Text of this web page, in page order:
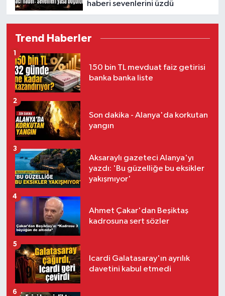
haberi sevenlerini üzdü
Trend Haberler
150 bin TL mevduat faiz getirisi
banka banka liste
1
Son dakika - Alanya'da korkutan
yangın
2
Aksaraylı gazeteci Alanya'yı
yazdı: 'Bu güzelliğe bu eksikler
yakışmıyor'
3
Ahmet Çakar'dan Beşiktaş
kadrosuna sert sözler
4
Icardi Galatasaray'ın ayrılık
davetini kabul etmedi
5
6